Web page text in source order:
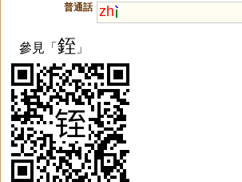
普通話 zh
參見「銍 」